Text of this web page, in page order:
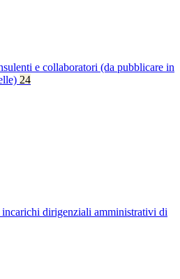
e collaboratori (da pubblicare in
24
dirigenziali amministrativi di